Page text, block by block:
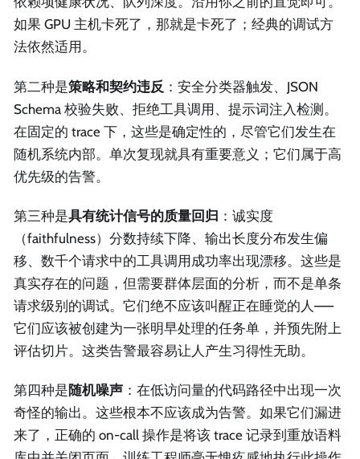
如果 GPU 主机卡死了，那就是卡死了；经典的调试方
法依然适用。
第二种是策略和契约违反 ：安全分类器触发、JSON
Schema 校验失败、拒绝工具调用、提示词注入检测。
在固定的 trace 下，这些是确定性的，尽管它们发生在
随机系统内部。单次复现就具有重要意义；它们属于高
优先级的告警。
第三种是具有统计信号的质量回归 ：诚实度
（faithfulness）分数持续下降、输出长度分布发生偏
移、数千个请求中的工具调用成功率出现漂移。这些是
真实存在的问题，但需要群体层面的分析，而不是单条
请求级别的调试。它们绝不应该叫醒正在睡觉的人——
它们应该被创建为一张明早处理的任务单，并预先附上
评估切片。这类告警最容易让人产生习得性无助。
第四种是随机噪声 ：在低访问量的代码路径中出现一次
奇怪的输出。这些根本不应该成为告警。如果它们漏进
来了，正确的 on-call 操作是将该 trace 记录到重放语料